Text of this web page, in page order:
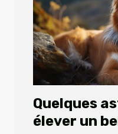
Quelques
élever un